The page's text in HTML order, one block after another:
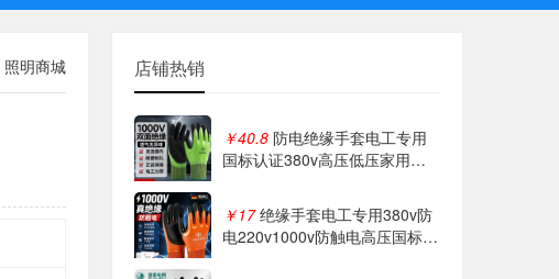
照明商城 店铺热销
￥40.8 防电绝缘手套电工专用
国标认证380v高压低压家用作
￥17绝缘手套电工专用380v防
电220v1000v防触电高压国标认